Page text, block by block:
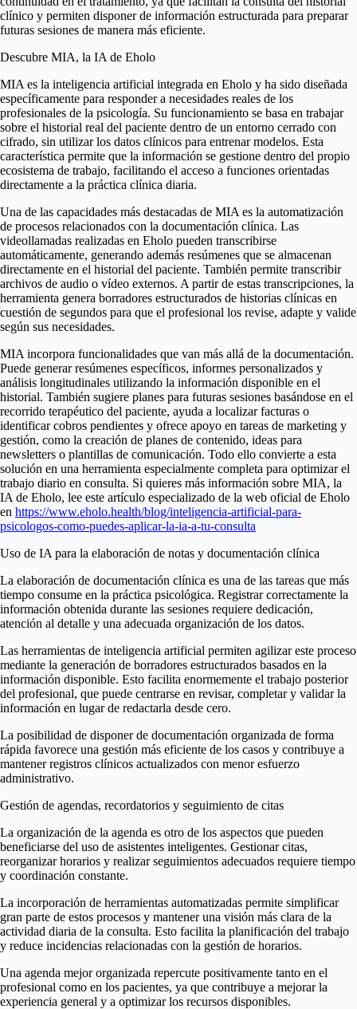
clínico y permiten disponer de información estructurada para preparar
futuras sesiones de manera más eficiente.
Descubre MIA, la IA de Eholo
MIA es la inteligencia artificial integrada en Eholo y ha sido diseñada
específicamente para responder a necesidades reales de los
profesionales de la psicología. Su funcionamiento se basa en trabajar
sobre el historial real del paciente dentro de un entorno cerrado con
cifrado, sin utilizar los datos clínicos para entrenar modelos. Esta
característica permite que la información se gestione dentro del propio
ecosistema de trabajo, facilitando el acceso a funciones orientadas
directamente a la práctica clínica diaria.
Una de las capacidades más destacadas de MIA es la automatización
de procesos relacionados con la documentación clínica. Las
videollamadas realizadas en Eholo pueden transcribirse
automáticamente, generando además resúmenes que se almacenan
directamente en el historial del paciente. También permite transcribir
archivos de audio o vídeo externos. A partir de estas transcripciones, la
herramienta genera borradores estructurados de historias clínicas en
cuestión de segundos para que el profesional los revise, adapte y valide
según sus necesidades.
MIA incorpora funcionalidades que van más allá de la documentación.
Puede generar resúmenes específicos, informes personalizados y
análisis longitudinales utilizando la información disponible en el
historial. También sugiere planes para futuras sesiones basándose en el
recorrido terapéutico del paciente, ayuda a localizar facturas o
identificar cobros pendientes y ofrece apoyo en tareas de marketing y
gestión, como la creación de planes de contenido, ideas para
newsletters o plantillas de comunicación. Todo ello convierte a esta
solución en una herramienta especialmente completa para optimizar el
trabajo diario en consulta. Si quieres más información sobre MIA, la
IA de Eholo, lee este artículo especializado de la web oficial de Eholo
en https://www.eholo.health/blog/inteligencia-artificial-para-
psicologos-como-puedes-aplicar-la-ia-a-tu-consulta
Uso de IA para la elaboración de notas y documentación clínica
La elaboración de documentación clínica es una de las tareas que más
tiempo consume en la práctica psicológica. Registrar correctamente la
información obtenida durante las sesiones requiere dedicación,
atención al detalle y una adecuada organización de los datos.
Las herramientas de inteligencia artificial permiten agilizar este proceso
mediante la generación de borradores estructurados basados en la
información disponible. Esto facilita enormemente el trabajo posterior
del profesional, que puede centrarse en revisar, completar y validar la
información en lugar de redactarla desde cero.
La posibilidad de disponer de documentación organizada de forma
rápida favorece una gestión más eficiente de los casos y contribuye a
mantener registros clínicos actualizados con menor esfuerzo
administrativo.
Gestión de agendas, recordatorios y seguimiento de citas
La organización de la agenda es otro de los aspectos que pueden
beneficiarse del uso de asistentes inteligentes. Gestionar citas,
reorganizar horarios y realizar seguimientos adecuados requiere tiempo
y coordinación constante.
La incorporación de herramientas automatizadas permite simplificar
gran parte de estos procesos y mantener una visión más clara de la
actividad diaria de la consulta. Esto facilita la planificación del trabajo
y reduce incidencias relacionadas con la gestión de horarios.
Una agenda mejor organizada repercute positivamente tanto en el
profesional como en los pacientes, ya que contribuye a mejorar la
experiencia general y a optimizar los recursos disponibles.